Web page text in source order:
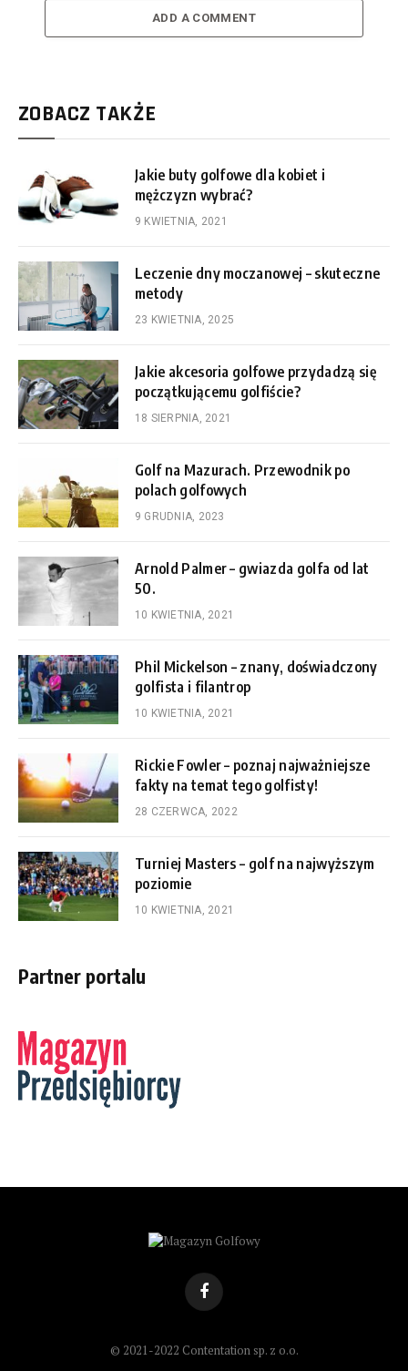
ADD A COMMENT
ZOBACZ TAKŻE
Jakie buty golfowe dla kobiet i
mężczyzn wybrać?
9 KWIETNIA, 2021
Leczenie dny moczanowej – skuteczne
metody
23 KWIETNIA, 2025
Jakie akcesoria golfowe przydadzą się
początkującemu golfiście?
18 SIERPNIA, 2021
Golf na Mazurach. Przewodnik po
polach golfowych
9 GRUDNIA, 2023
Arnold Palmer – gwiazda golfa od lat
50.
10 KWIETNIA, 2021
Phil Mickelson – znany, doświadczony
golfista i filantrop
10 KWIETNIA, 2021
Rickie Fowler – poznaj najważniejsze
fakty na temat tego golfisty!
28 CZERWCA, 2022
Turniej Masters – golf na najwyższym
poziomie
10 KWIETNIA, 2021
Partner portalu
Facebook
© 2021-2022 Contentation sp. z o.o.